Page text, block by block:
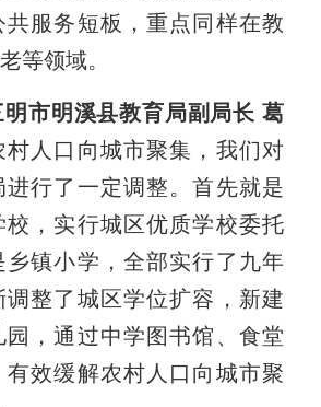
服务短板，重点同样在教
等领域。
明市明溪县教育局副局长 葛
村人口向城市聚集，我们对
进行了一定调整。首先就是
校，实行城区优质学校委托
乡镇小学，全部实行了九年
调整了城区学位扩容，新建
园，通过中学图书馆、食堂
效缓解农村人口向城市聚